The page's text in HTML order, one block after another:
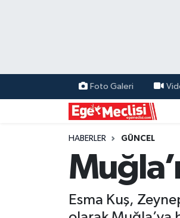
Foto Galeri
HABERLER GÜNCEL
Esma Kuş,
EKONOMİ
GÜNCEL
ÖZEL HABER
POLİTİKA